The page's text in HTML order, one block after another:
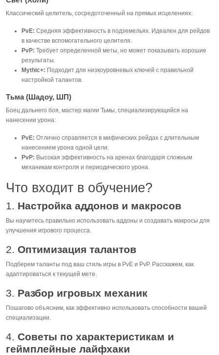
Классический целитель, сосредоточенный на прямых исцелениях:
PvE: Средняя эффективность в подземельях. Идеален для рейдов
в качестве вспомогательного целителя.
PvP: Требует определенной меты, но может показывать хорошие
результаты.
Mythic+: Подходит для низкоуровневых ключей с правильной
настройкой талантов.
Тьма (Шадоу, ШП)
Боец дальнего боя, мастер магии Тьмы, специализирующийся на
нанесении урона:
PvE: Отлично справляется в мифических рейдах с длительным
нанесением урона одной цели.
PvP: Высокая эффективность на аренах благодаря сложным
механикам контроля и периодического урона.
Что входит в обучение?
1. Настройка аддонов и макросов
Вы научитесь правильно использовать аддоны и создавать макросы для
улучшения игрового процесса.
2. Оптимизация талантов
Подберем таланты под ваш стиль игры в PvE и PvP. Расскажем, как
адаптироваться к текущей мете.
3. Разбор игровых механик
Пошагово объясним, как эффективно использовать способности вашей
специализации.
4. Советы по характеристикам и
геймплейные лайфхаки